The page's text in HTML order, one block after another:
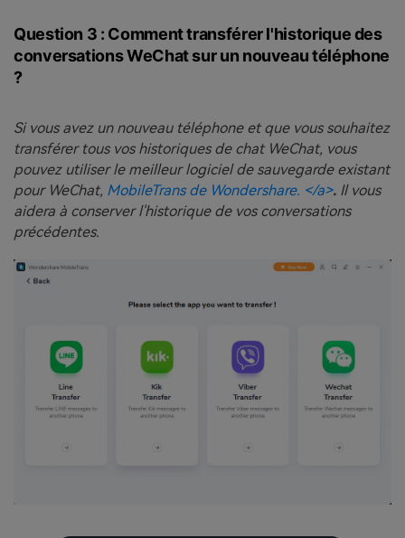
Question 3 : Comment transférer l'historique des
conversations WeChat sur un nouveau téléphone
?
Si vous avez un nouveau téléphone et que vous souhaitez
transférer tous vos historiques de chat WeChat, vous
pouvez utiliser le meilleur logiciel de sauvegarde existant
pour WeChat, MobileTrans de Wondershare. </a>. Il vous
aidera à conserver l'historique de vos conversations
précédentes.